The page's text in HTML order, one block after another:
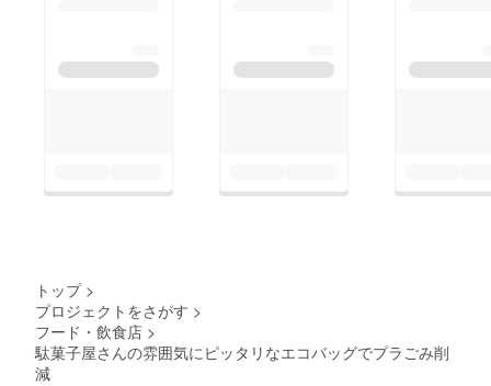
トップ >
プロジェクトをさがす >
フード・飲食店 >
駄菓子屋さんの雰囲気にピッタリなエコバッグでプラごみ削
減